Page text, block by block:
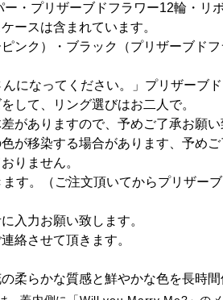
ー・プリザーブドフラワー12輪・リ
ースは含まれています。
ンク）・ブラック（プリザーブドフ
になってください。」プリザーブ
して、リング選びはお二人で。
がありますので、予めご了承お願い
が移染する場合があります、予めご
りません。
す。（ご注文頂いてからプリザー
入力お願い致します。
絡させて頂きます。
柔らかな質感と鮮やかな色を長時